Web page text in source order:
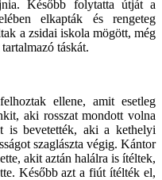
Később folytatta útját a
elkapták és rengeteg
a zsidai iskola mögött, még
táskát.
ellene, amit esetleg
aki rosszat mondott volna
is bevetették, aki a kethelyi
szaglászta végig. Kántor
akit aztán halálra is ítéltek,
Később azt a fiút ítélték el,